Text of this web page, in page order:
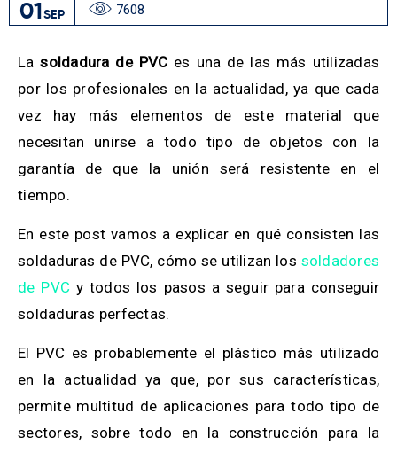
01SEP 7608
Lasoldadura de PVC es una de las más utilizadas
por los profesionales en la actualidad, ya que cada
vez hay más elementos de este material que
necesitan unirse a todo tipo de objetos con la
garantía de que la unión será resistente en el
tiempo.
En este post vamos a explicar en qué consisten las
soldaduras de PVC, cómo se utilizan los soldadores
de PVC y todos los pasos a seguir para conseguir
soldaduras perfectas.
El PVC es probablemente el plástico más utilizado
en la actualidad ya que, por sus características,
permite multitud de aplicaciones para todo tipo de
sectores, sobre todo en la construcción para la